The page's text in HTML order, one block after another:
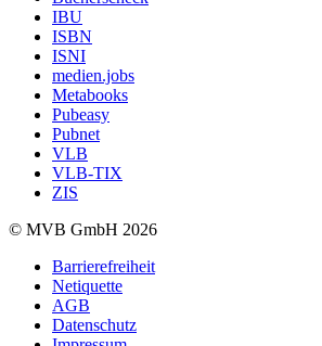
IBU
ISBN
ISNI
medien.jobs
Metabooks
Pubeasy
Pubnet
VLB
VLB-TIX
ZIS
© MVB GmbH 2026
Barrierefreiheit
Netiquette
AGB
Datenschutz